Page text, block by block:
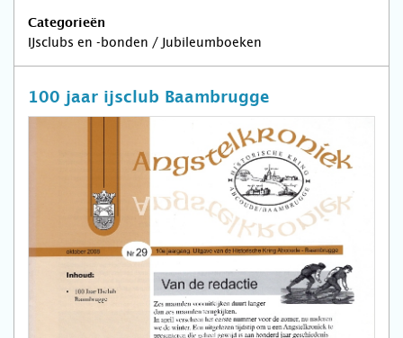
Categorieën
IJsclubs en -bonden / Jubileumboeken
100 jaar ijsclub Baambrugge